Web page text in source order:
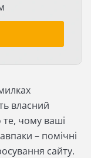
власний
те, чому ваші
– помічні
сайту.